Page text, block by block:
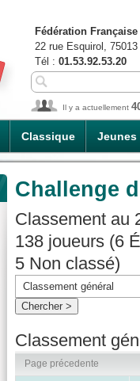
Classique Jeunes
Fédération
22 rue Esquirol,
Tél : 01.53.92.53.20
Il y a actuellement
Challenge
Classement au
138 joueurs (6
5 Non classé)
Classement
Page précedente